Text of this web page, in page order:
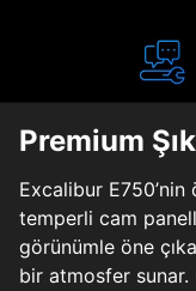
Premium
Excalibur
temperli cam
görünümle öne
bir atmosfer sunar.